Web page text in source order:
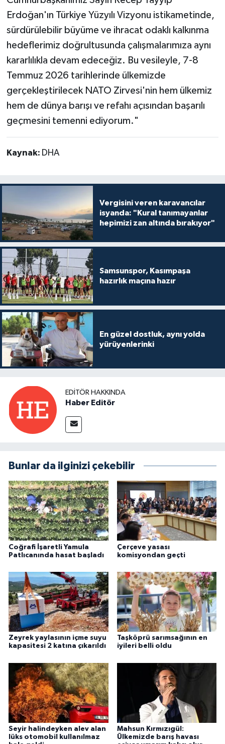
Erdoğan'ın Türkiye Yüzyılı Vizyonu istikametinde,
sürdürülebilir büyüme ve ihracat odaklı kalkınma
hedeflerimiz doğrultusunda çalışmalarımıza aynı
kararlılıkla devam edeceğiz. Bu vesileyle, 7-8
Temmuz 2026 tarihlerinde ülkemizde
gerçekleştirilecek NATO Zirvesi'nin hem ülkemiz
hem de dünya barışı ve refahı açısından başarılı
geçmesini temenni ediyorum."
Kaynak: DHA
Vergisini veren karavancılar
isyanda: "Kural tanımayanlar
hepimizi zan altında bırakıyor"
Samsunspor, Kasımpaşa
hazırlık maçına hazır
En güzel dostluk, aynı yolda
yürüyenlerinki
EDITÖR HAKKINDA
Haber Editör
Bunlar da ilginizi çekebilir
Coğrafi İşaretli Yamula
Patlıcanında hasat başladı
Çerçeve yasası
komisyondan geçti
Zeyrek yaylasının içme suyu
kapasitesi 2 katına çıkarıldı
Taşköprü sarımsağının en
iyileri belli oldu
Seyir halindeyken alev alan
lüks otomobil kullanılmaz
Mahsun Kırmızıgül:
Ülkemizde barış havası